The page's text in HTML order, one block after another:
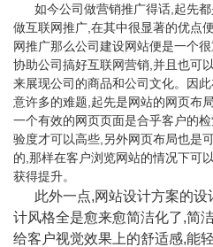
如今公司做营销推广得话,起先都
做互联网推广,在其中很显著的优点
网推广那么公司建设网站便是一个
协助公司搞好互联网营销,并且也可
来展现公司的商品和公司文化。因
意许多的难题,起先是网站的网页布
一个有效的网页页面是合乎客户的
验度才可以高些,另外网页布局也是
的,那样在客户浏览网站的情况下可
获得提升。
此外一点,网站设计方案的
计风格全是愈来愈简洁化了,简
给客户视觉效果上的舒适感,能